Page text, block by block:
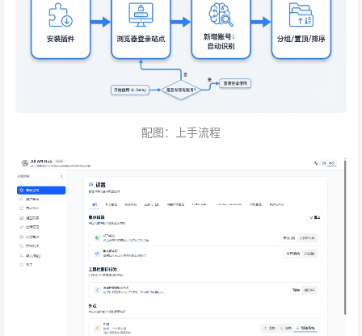
配图：上手流程